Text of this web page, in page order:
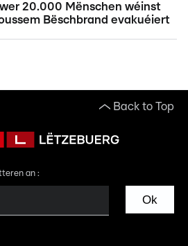
20.000 Mënschen wéinst
Bëschbrand evakuéiert
Back to Top
an :
Ok